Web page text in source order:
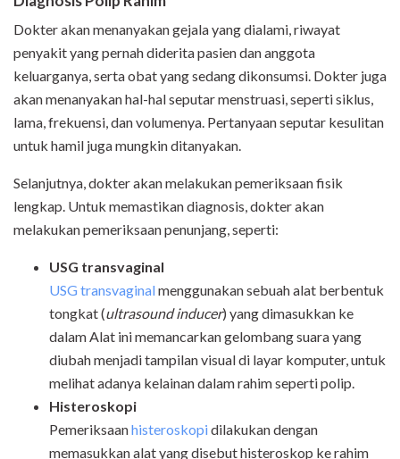
Dokter akan menanyakan gejala yang dialami, riwayat
penyakit yang pernah diderita pasien dan anggota
keluarganya, serta obat yang sedang dikonsumsi. Dokter juga
akan menanyakan hal-hal seputar menstruasi, seperti siklus,
lama, frekuensi, dan volumenya. Pertanyaan seputar kesulitan
untuk hamil juga mungkin ditanyakan.
Selanjutnya, dokter akan melakukan pemeriksaan fisik
lengkap. Untuk memastikan diagnosis, dokter akan
melakukan pemeriksaan penunjang, seperti:
USG transvaginal
USG transvaginalmenggunakan sebuah alat berbentuk
tongkat (ultrasound inducer) yang dimasukkan ke
dalam Alat ini memancarkan gelombang suara yang
diubah menjadi tampilan visual di layar komputer, untuk
melihat adanya kelainan dalam rahim seperti polip.
Histeroskopi
Pemeriksaanhisteroskopidilakukan dengan
memasukkan alat yang disebut histeroskop ke rahim